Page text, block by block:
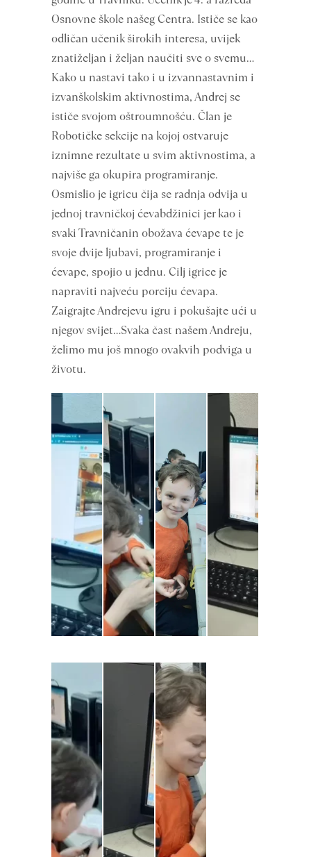
Osnovne škole našeg Centra. Ističe se kao
odličan učenik širokih interesa, uvijek
znatiželjan i željan naučiti sve o svemu…
Kako u nastavi tako i u izvannastavnim i
izvanškolskim aktivnostima, Andrej se
ističe svojom oštroumnošću. Član je
Robotičke sekcije na kojoj ostvaruje
iznimne rezultate u svim aktivnostima, a
najviše ga okupira programiranje.
Osmislio je igricu čija se radnja odvija u
jednoj travničkoj ćevabdžinici jer kao i
svaki Travničanin obožava ćevape te je
svoje dvije ljubavi, programiranje i
ćevape, spojio u jednu. Cilj igrice je
napraviti najveću porciju ćevapa.
Zaigrajte Andrejevu igru i pokušajte ući u
njegov svijet…Svaka čast našem Andreju,
želimo mu još mnogo ovakvih podviga u
životu.